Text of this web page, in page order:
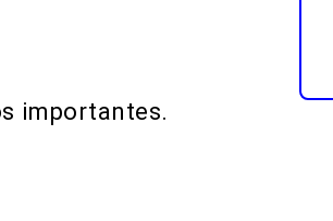
importantes.